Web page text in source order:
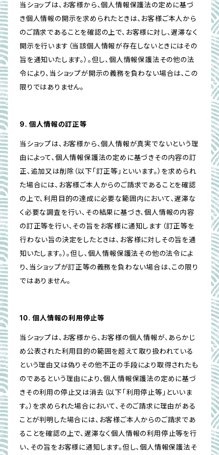
当ショップは、お客様から、個人情報保護法の定めに基づ
き個人情報の開示を求められたときは、お客様ご本人から
のご請求であることを確認の上で、お客様に対し、遅滞なく
開示を行います（当該個人情報が存在しないときにはその
旨を通知いたします。）。但し、個人情報保護法その他の法
令により、当ショップが開示の義務を負わない場合は、この
限りではありません。
9. 個人情報の訂正等
当ショップは、お客様から、個人情報が真実でないという理
由によって、個人情報保護法の定めに基づきその内容の訂
正、追加又は削除（以下「訂正等」といいます。）を求められ
た場合には、お客様ご本人からのご請求であることを確認
の上で、利用目的の達成に必要な範囲内において、遅滞な
く必要な調査を行い、その結果に基づき、個人情報の内容
の訂正等を行い、その旨をお客様に通知します（訂正等を
行わない旨の決定をしたときは、お客様に対しその旨を通
知いたします。）。但し、個人情報保護法その他の法令によ
り、当ショップが訂正等の義務を負わない場合は、この限り
ではありません。
10. 個人情報の利用停止等
当ショップは、お客様から、お客様の個人情報が、あらかじ
め公表された利用目的の範囲を超えて取り扱われている
という理由又は偽りその他不正の手段により取得されたも
のであるという理由により、個人情報保護法の定めに基づ
きその利用の停止又は消去（以下「利用停止等」といいま
す。）を求められた場合において、そのご請求に理由がある
ことが判明した場合には、お客様ご本人からのご請求であ
ることを確認の上で、遅滞なく個人情報の利用停止等を行
い、その旨をお客様に通知します。但し、個人情報保護法そ